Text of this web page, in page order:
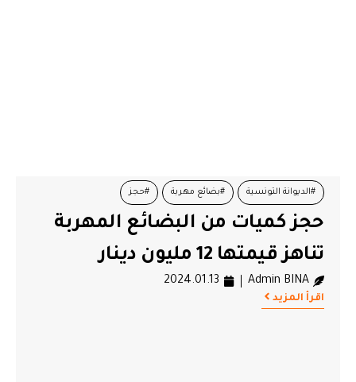
#الديوانة التونسية #بضائع مهربة #حجز
حجز كميات من البضائع المهربة
تناهز قيمتها 12 مليون دينار
Admin BINA
2024.01.13
اقرأ المزيد